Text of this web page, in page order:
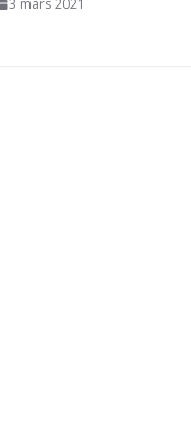
3 mars 2021